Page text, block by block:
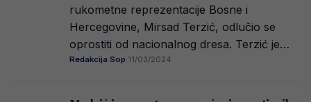
rukometne reprezentacije Bosne i
Hercegovine, Mirsad Terzić, odlučio se
oprostiti od nacionalnog dresa. Terzić je…
Redakcija Sop·11/03/2024